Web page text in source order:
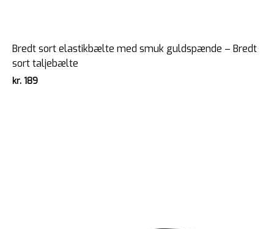
Bredt sort elastikbælte med smuk guldspænde – Bredt
sort taljebælte
kr. 189